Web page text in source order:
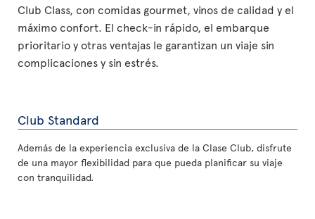
Club Class, con comidas gourmet, vinos de calidad y el
máximo confort. El check-in rápido, el embarque
prioritario y otras ventajas le garantizan un viaje sin
complicaciones y sin estrés.
Club Standard
Además de la experiencia exclusiva de la Clase Club, disfrute
de una mayor flexibilidad para que pueda planificar su viaje
con tranquilidad.